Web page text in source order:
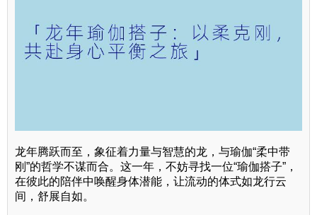
龙年腾跃而至，象征着力量与智慧的龙，与瑜伽“柔中带
刚”的哲学不谋而合。这一年，不妨寻找一位“瑜伽搭子”，
在彼此的陪伴中唤醒身体潜能，让流动的体式如龙行云
间，舒展自如。